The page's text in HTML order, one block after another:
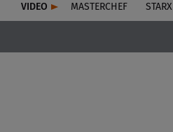
VIDEO MASTERCHEF STARX